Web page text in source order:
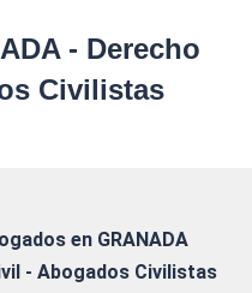
- Derecho
Civilistas
en GRANADA
- Abogados Civilistas